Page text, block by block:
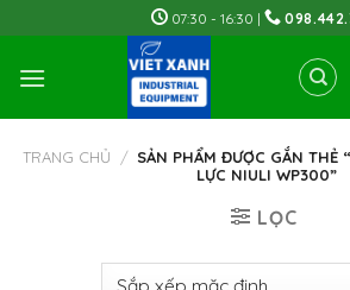
to
content
07:30 - 16:30 |
TRANG CHỦ / SẢN PHẨM ĐƯỢC GẮN THẺ
LỰC NIULI WP300”
LỌC